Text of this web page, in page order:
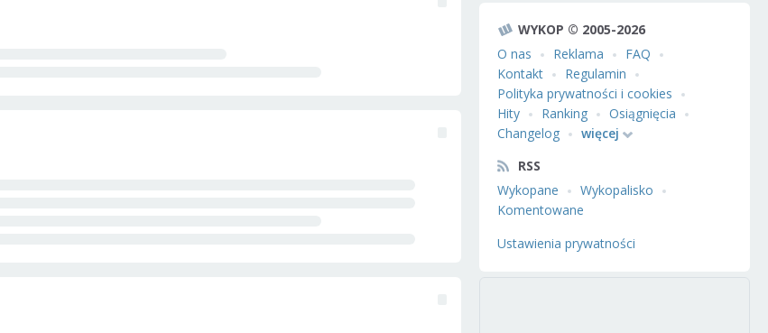
WYKOP © 2005-2026
O nas
Reklama
FAQ
Kontakt
Regulamin
Polityka prywatności i cookies
Hity
Ranking
Osiągnięcia
Changelog
więcej
RSS
Wykopane
Wykopalisko
Komentowane
Ustawienia prywatności